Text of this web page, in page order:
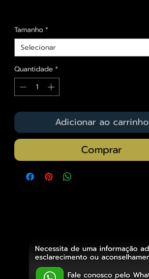
Tamanho*
Selecionar
Quantidade *
Adicionar ao carrinho
Comprar